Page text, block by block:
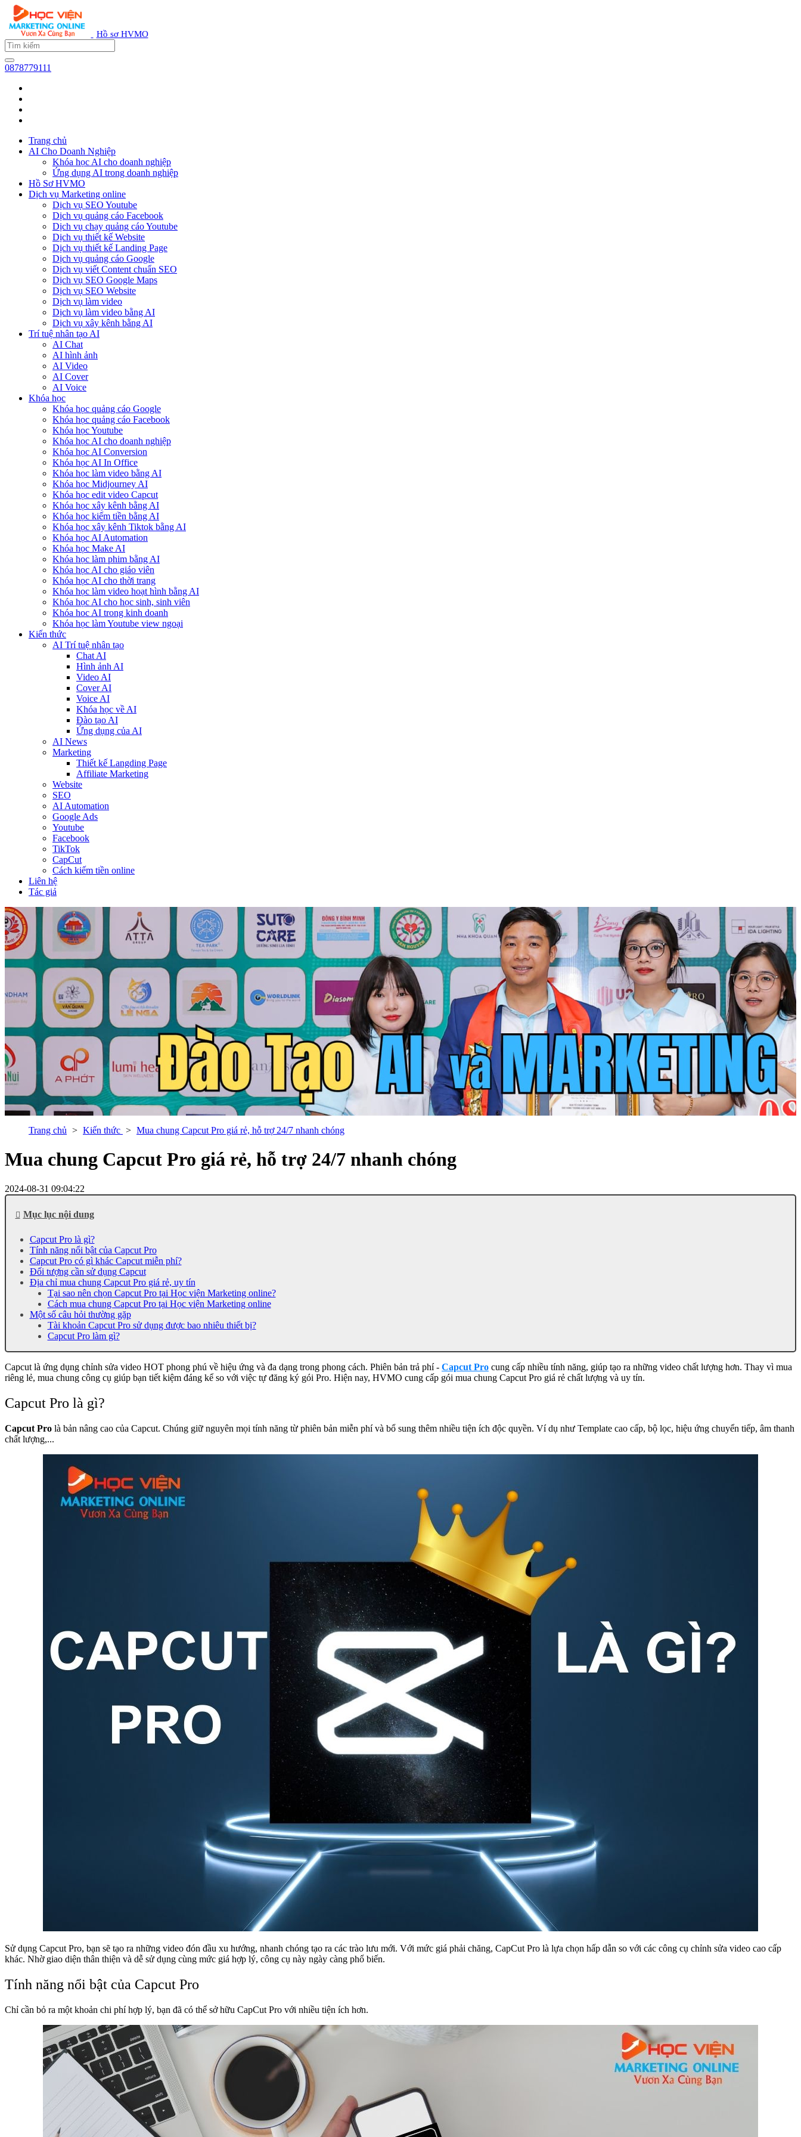
Hồ sơ HVMO
0878779111
Trang chủ
AI Cho Doanh Nghiệp
Khóa học AI cho doanh nghiệp
Ứng dụng AI trong doanh nghiệp
Hồ Sơ HVMO
Dịch vụ Marketing online
Dịch vụ SEO Youtube
Dịch vụ quảng cáo Facebook
Dịch vụ chạy quảng cáo Youtube
Dịch vụ thiết kế Website
Dịch vụ thiết kế Landing Page
Dịch vụ quảng cáo Google
Dịch vụ viết Content chuẩn SEO
Dịch vụ SEO Google Maps
Dịch vụ SEO Website
Dịch vụ làm video
Dịch vụ làm video bằng AI
Dịch vụ xây kênh bằng AI
Trí tuệ nhân tạo AI
AI Chat
AI hình ảnh
AI Video
AI Cover
AI Voice
Khóa học
Khóa học quảng cáo Google
Khóa học quảng cáo Facebook
Khóa học Youtube
Khóa học AI cho doanh nghiệp
Khóa học AI Conversion
Khóa học AI In Office
Khóa học làm video bằng AI
Khóa học Midjourney AI
Khóa học edit video Capcut
Khóa học xây kênh bằng AI
Khóa học kiếm tiền bằng AI
Khóa học xây kênh Tiktok bằng AI
Khóa học AI Automation
Khóa học Make AI
Khóa học làm phim bằng AI
Khóa học AI cho giáo viên
Khóa học AI cho thời trang
Khóa học làm video hoạt hình bằng AI
Khóa học AI cho học sinh, sinh viên
Khóa hoc AI trong kinh doanh
Khóa học làm Youtube view ngoại
Kiến thức
AI Trí tuệ nhân tạo
Chat AI
Hình ảnh AI
Video AI
Cover AI
Voice AI
Khóa học về AI
Đào tạo AI
Ứng dụng của AI
AI News
Marketing
Thiết kế Langding Page
Affiliate Marketing
Website
SEO
AI Automation
Google Ads
Youtube
Facebook
TikTok
CapCut
Cách kiếm tiền online
Liên hệ
Tác giả
Trang chủ Kiến thức Mua chung Capcut Pro giá rẻ, hỗ trợ 24/7 nhanh chóng
Mua chung Capcut Pro giá rẻ, hỗ trợ 24/7 nhanh chóng
2024-08-31 09:04:22
Mục lục nội dung
Capcut Pro là gì?
Tính năng nổi bật của Capcut Pro
Capcut Pro có gì khác Capcut miễn phí?
Đối tượng cần sử dụng Capcut
Địa chỉ mua chung Capcut Pro giá rẻ, uy tín
Tại sao nên chọn Capcut Pro tại Học viện Marketing online?
Cách mua chung Capcut Pro tại Học viện Marketing online
Một số câu hỏi thường gặp
Tài khoản Capcut Pro sử dụng được bao nhiêu thiết bị?
Capcut Pro làm gì?
Capcut là ứng dụng chỉnh sửa video HOT phong phú về hiệu ứng và đa dạng trong phong cách. Phiên bản trả phí - Capcut Pro cung cấp nhiều tính năng, giúp tạo ra những video chất lượng hơn. Thay vì mua
riêng lẻ, mua chung công cụ giúp bạn tiết kiệm đáng kể so với việc tự đăng ký gói Pro. Hiện nay, HVMO cung cấp gói mua chung Capcut Pro giá rẻ chất lượng và uy tín.
Capcut Pro là gì?
Capcut Pro là bản nâng cao của Capcut. Chúng giữ nguyên mọi tính năng từ phiên bản miễn phí và bổ sung thêm nhiều tiện ích độc quyền. Ví dụ như Template cao cấp, bộ lọc, hiệu ứng chuyển tiếp, âm thanh
chất lượng,...
Sử dụng Capcut Pro, bạn sẽ tạo ra những video đón đầu xu hướng, nhanh chóng tạo ra các trào lưu mới. Với mức giá phải chăng, CapCut Pro là lựa chọn hấp dẫn so với các công cụ chỉnh sửa video cao cấp
khác. Nhờ giao diện thân thiện và dễ sử dụng cùng mức giá hợp lý, công cụ này ngày càng phổ biến.
Tính năng nổi bật của Capcut Pro
Chỉ cần bỏ ra một khoản chi phí hợp lý, bạn đã có thể sở hữu CapCut Pro với nhiều tiện ích hơn.